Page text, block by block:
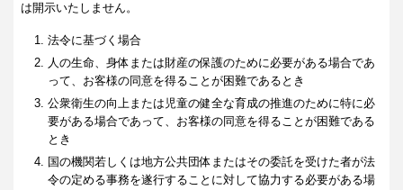
は開示いたしません。
法令に基づく場合
人の生命、身体または財産の保護のために必要がある場合であ
って、お客様の同意を得ることが困難であるとき
公衆衛生の向上または児童の健全な育成の推進のために特に必
要がある場合であって、お客様の同意を得ることが困難である
とき
国の機関若しくは地方公共団体またはその委託を受けた者が法
令の定める事務を遂行することに対して協力する必要がある場